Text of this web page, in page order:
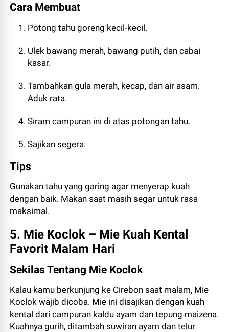
Cara Membuat
Potong tahu goreng kecil-kecil.
Ulek bawang merah, bawang putih, dan cabai
kasar.
Tambahkan gula merah, kecap, dan air asam.
Aduk rata.
Siram campuran ini di atas potongan tahu.
Sajikan segera.
Tips
Gunakan tahu yang garing agar menyerap kuah
dengan baik. Makan saat masih segar untuk rasa
maksimal.
5. Mie Koclok – Mie Kuah Kental
Favorit Malam Hari
Sekilas Tentang Mie Koclok
Kalau kamu berkunjung ke Cirebon saat malam, Mie
Koclok wajib dicoba. Mie ini disajikan dengan kuah
kental dari campuran kaldu ayam dan tepung maizena.
Kuahnya gurih, ditambah suwiran ayam dan telur